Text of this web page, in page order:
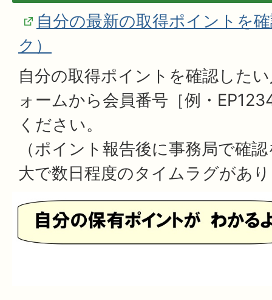
自分の最新の取得ポイントを
ク）
自分の取得ポイントを確認した
ォームから会員番号［例・
ください。
（ポイント報告後に事務局で確
大で数日程度のタイムラグがあ